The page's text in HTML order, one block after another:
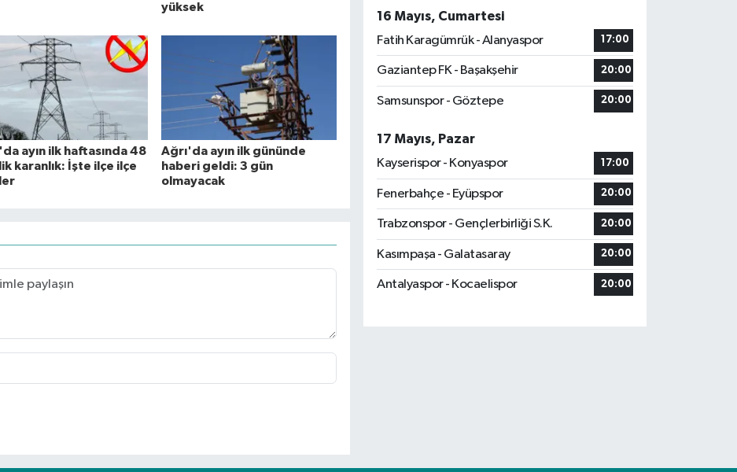
yüksek
ayın ilk haftasında 48
karanlık: İşte ilçe ilçe
Ağrı'da ayın ilk gününde
haberi geldi: 3 gün
olmayacak
16 Mayıs, Cumartesi
Fatih Karagümrük - Alanyaspor
17:00
Gaziantep FK - Başakşehir 20:00
Samsunspor - Göztepe 20:00
17 Mayıs, Pazar
Kayserispor - Konyaspor
17:00
Fenerbahçe - Eyüpspor 20:00
Trabzonspor - Gençlerbirliği S.K. 20:00
Kasımpaşa - Galatasaray 20:00
Antalyaspor - Kocaelispor 20:00